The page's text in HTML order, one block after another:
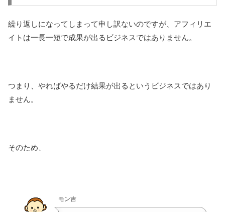
繰り返しになってしまって申し訳ないのですが、アフィリエ
イトは一長一短で成果が出るビジネスではありません。
つまり、やればやるだけ結果が出るというビジネスではあり
ません。
そのため、
モン吉